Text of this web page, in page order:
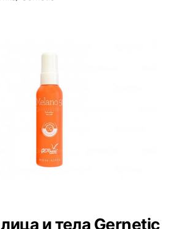
и тела Gernetic